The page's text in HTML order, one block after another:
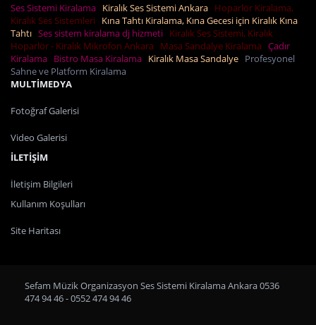
Ses Sistemi Kiralama Kiralık Ses Sistemi Ankara Hoparlör Kiralama,
Kiralık Ses Sistemleri
Kına Tahtı Kiralama, Kına Gecesi için Kiralık Kına
Tahtı Ses sistem kiralama dj hizmeti Kiralık Ses Sistemi, Kiralık
Hoparlör - Kiralık Mikrofon Ankara
Masa Sandalye Kiralama Çadır
Kiralama Bistro Masa Kiralama Kiralık Masa Sandalye Profesyonel
Sahne ve Platform Kiralama
MULTİMEDYA
Fotoğraf Galerisi
Video Galerisi
İLETİŞİM
İletişim Bilgileri
Kullanım Koşulları
Site Haritası
Sefam Müzik Organizasyon Ses Sistemi Kiralama Ankara 0536
474 94 46 - 0552 474 94 46